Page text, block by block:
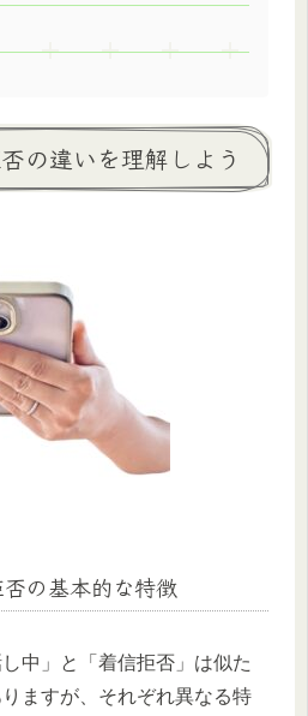
の違いを理解しよう
の基本的な特徴
中」と「着信拒否」は似た
ますが、それぞれ異なる特